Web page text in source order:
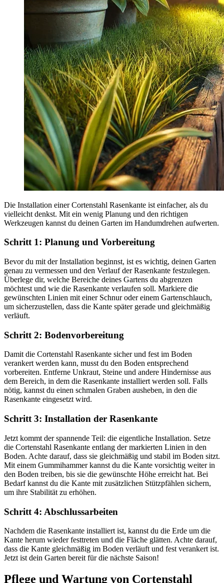
Die Installation einer Cortenstahl Rasenkante ist einfacher, als du
vielleicht denkst. Mit ein wenig Planung und den richtigen
Werkzeugen kannst du deinen Garten im Handumdrehen aufwerten.
Schritt 1: Planung und Vorbereitung
Bevor du mit der Installation beginnst, ist es wichtig, deinen Garten
genau zu vermessen und den Verlauf der Rasenkante festzulegen.
Überlege dir, welche Bereiche deines Gartens du abgrenzen
möchtest und wie die Rasenkante verlaufen soll. Markiere die
gewünschten Linien mit einer Schnur oder einem Gartenschlauch,
um sicherzustellen, dass die Kante später gerade und gleichmäßig
verläuft.
Schritt 2: Bodenvorbereitung
Damit die Cortenstahl Rasenkante sicher und fest im Boden
verankert werden kann, musst du den Boden entsprechend
vorbereiten. Entferne Unkraut, Steine und andere Hindernisse aus
dem Bereich, in dem die Rasenkante installiert werden soll. Falls
nötig, kannst du einen schmalen Graben ausheben, in den die
Rasenkante eingesetzt wird.
Schritt 3: Installation der Rasenkante
Jetzt kommt der spannende Teil: die eigentliche Installation. Setze
die Cortenstahl Rasenkante entlang der markierten Linien in den
Boden. Achte darauf, dass sie gleichmäßig und stabil im Boden sitzt.
Mit einem Gummihammer kannst du die Kante vorsichtig weiter in
den Boden treiben, bis sie die gewünschte Höhe erreicht hat. Bei
Bedarf kannst du die Kante mit zusätzlichen Stützpfählen sichern,
um ihre Stabilität zu erhöhen.
Schritt 4: Abschlussarbeiten
Nachdem die Rasenkante installiert ist, kannst du die Erde um die
Kante herum wieder festtreten und die Fläche glätten. Achte darauf,
dass die Kante gleichmäßig im Boden verläuft und fest verankert ist.
Jetzt ist dein Garten bereit für die nächste Saison!
Pflege und Wartung von Cortenstahl